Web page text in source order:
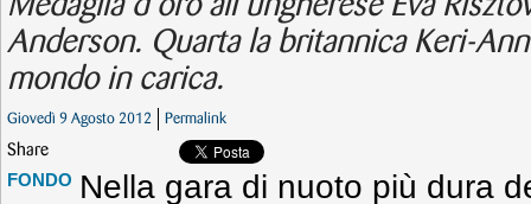
Anderson. Quarta la britannica Keri-
mondo in carica.
Giovedì 9 Agosto 2012 Permalink
Share
FONDO Nella gara di nuoto più dura